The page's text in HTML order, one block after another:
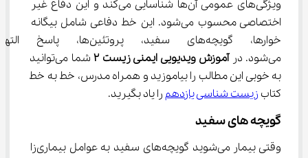
ویژگی‌های عمومی آن‌ها شناسایی می‌کند و این دفاع غیر
اختصاصی محسوب می‌شود. این خط دفاعی شامل بیگانه
خوارها، گویچه‌های سفید،
می‌شود. در
آموزش ویدیویی ایمنی زیست ۲
شما می‌توانید
به خوبی این مطالب را بیاموزید و همراه مدرس، خط به خط
کتاب زیست شناسی یازدهم را یاد بگیرید.
گویچه های سفید
وقتی بیمار می‌شوید گویچه‌های سفید به عوامل بیماری‌زا